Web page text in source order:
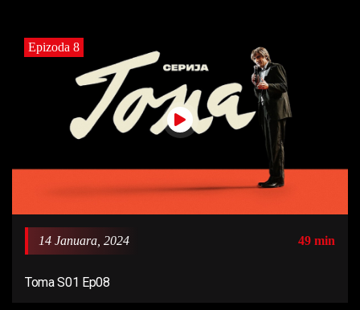
Epizoda 8
14 Januara, 2024 49 min
Toma S01 Ep08